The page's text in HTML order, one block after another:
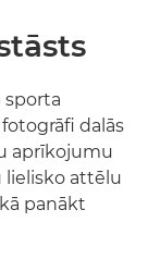
sporta
dalās
aprīkojumu
lielisko attēlu
panākt